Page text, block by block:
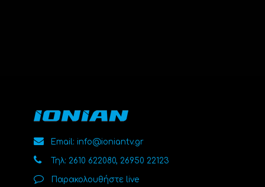
Email: info@ioniantv.gr
Τηλ: 2610 622080, 26950 22123
Παρακολουθήστε live